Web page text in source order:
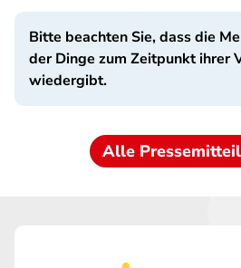
Bitte beachten Sie, dass die
der Dinge zum Zeitpunkt ihrer
wiedergibt.
Alle